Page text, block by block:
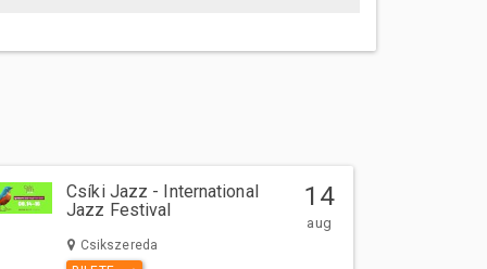
Csíki Jazz - International
Jazz Festival
Csikszereda
14
aug